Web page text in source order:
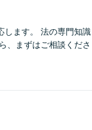
します。 法の専門知識
、まずはご相談くださ